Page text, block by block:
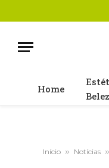
Home
Início » Notícias »